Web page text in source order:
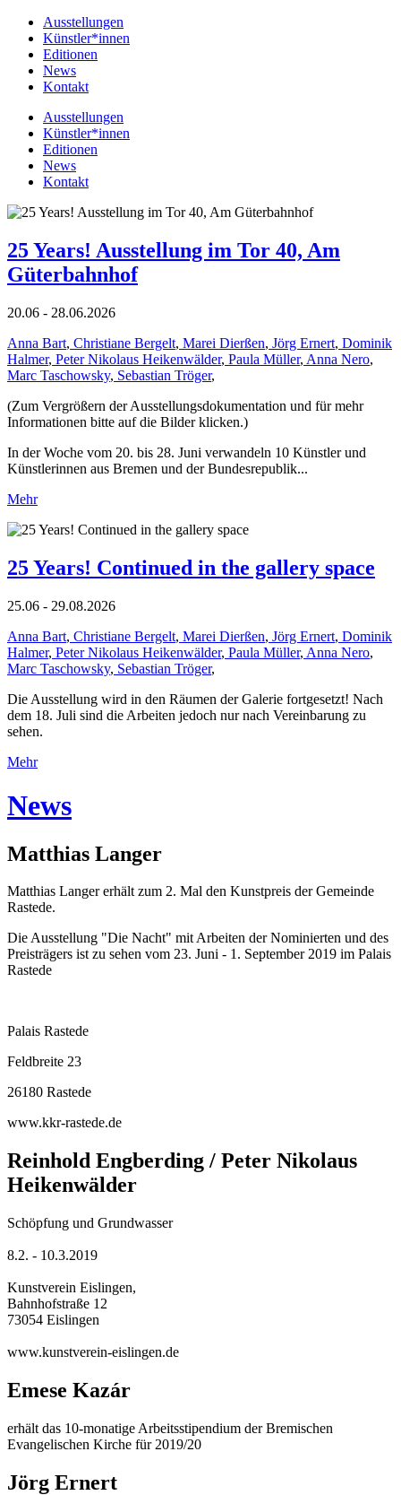
Ausstellungen
Künstler*innen
Editionen
News
Kontakt
Ausstellungen
Künstler*innen
Editionen
News
Kontakt
25 Years! Ausstellung im Tor 40, Am
Güterbahnhof
20.06 - 28.06.2026
Anna Bart, Christiane Bergelt, Marei Dierßen, Jörg Ernert, Dominik
Halmer, Peter Nikolaus Heikenwälder, Paula Müller, Anna Nero,
Marc Taschowsky, Sebastian Tröger,
(Zum Vergrößern der Ausstellungsdokumentation und für mehr
Informationen bitte auf die Bilder klicken.)
In der Woche vom 20. bis 28. Juni verwandeln 10 Künstler und
Künstlerinnen aus Bremen und der Bundesrepublik...
Mehr
25 Years! Continued in the gallery space
25.06 - 29.08.2026
Anna Bart, Christiane Bergelt, Marei Dierßen, Jörg Ernert, Dominik
Halmer, Peter Nikolaus Heikenwälder, Paula Müller, Anna Nero,
Marc Taschowsky, Sebastian Tröger,
Die Ausstellung wird in den Räumen der Galerie fortgesetzt! Nach
dem 18. Juli sind die Arbeiten jedoch nur nach Vereinbarung zu
sehen.
Mehr
News
Matthias Langer
Matthias Langer erhält zum 2. Mal den Kunstpreis der Gemeinde
Rastede.
Die Ausstellung "Die Nacht" mit Arbeiten der Nominierten und des
Preisträgers ist zu sehen vom 23. Juni - 1. September 2019 im Palais
Rastede
Palais Rastede
Feldbreite 23
26180 Rastede
www.kkr-rastede.de
Reinhold Engberding / Peter Nikolaus
Heikenwälder
Schöpfung und Grundwasser
8.2. - 10.3.2019
Kunstverein Eislingen,
Bahnhofstraße 12
73054 Eislingen
www.kunstverein-eislingen.de
Emese Kazár
erhält das 10-monatige Arbeitsstipendium der Bremischen
Evangelischen Kirche für 2019/20
Jörg Ernert